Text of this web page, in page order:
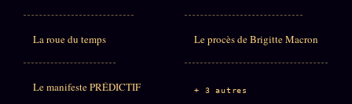
La roue du temps
Le manifeste PRÉDICTIF
Le procès de Brigitte Macron
+ 3 autres